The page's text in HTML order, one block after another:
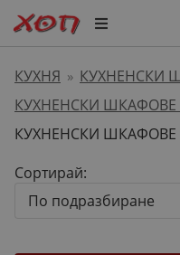
КУХНЯ » КУХНЕНСКИ
КУХНЕНСКИ ШКАФОВЕ
КУХНЕНСКИ
Сортирай:
По подразбиране